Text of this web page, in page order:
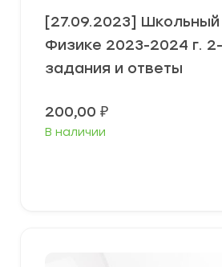
[27.09.2023] Школьный
Физике 2023-2024 г.
задания и ответы
200,00 ₽
В наличии